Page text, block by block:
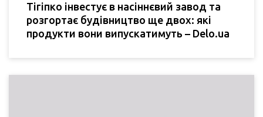
Тігіпко інвестує в насіннєвий завод та
розгортає будівництво ще двох: які
продукти вони випускатимуть – Delo.ua